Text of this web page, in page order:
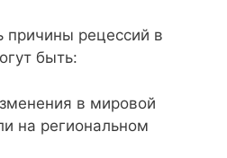
причины рецессий в
быть:
в мировой
на региональном